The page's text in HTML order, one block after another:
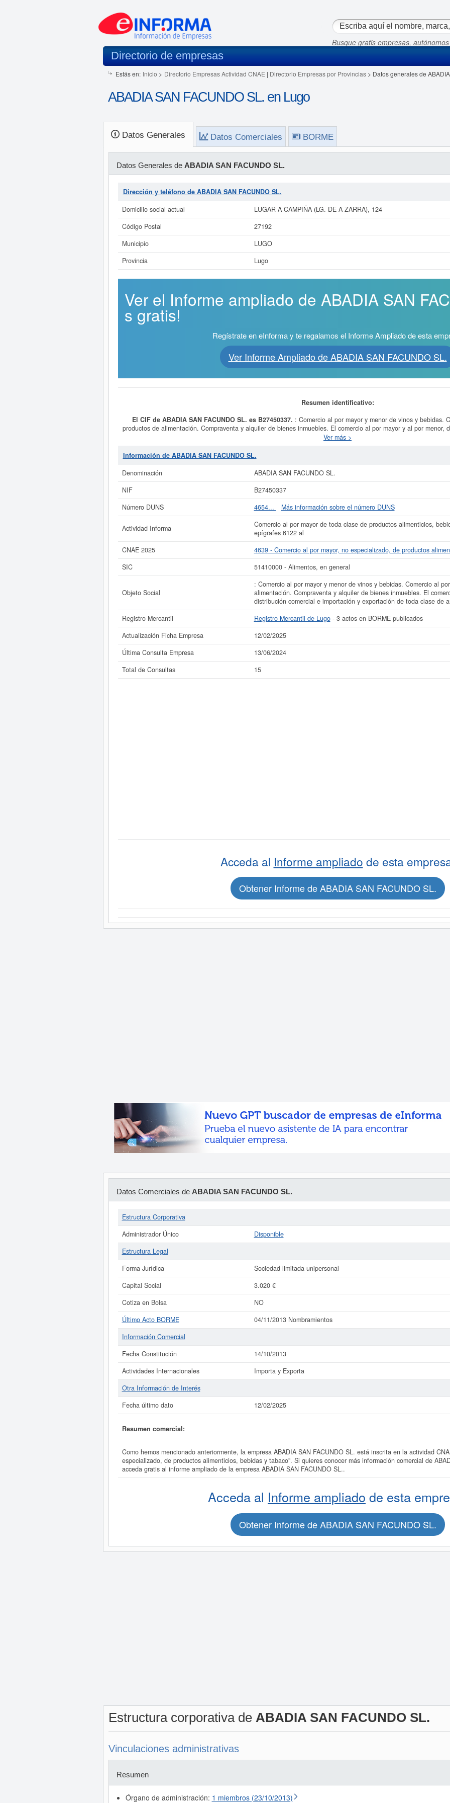
Busque gratis empresas,
Directorio de empresas
Estás en: Inicio > Directorio Empresas Actividad CNAE | Directorio Empresas por Provincias> Datos generales de
ABADIA SAN FACUNDO SL. en Lugo
Datos Generales Datos Comerciales BORME
Datos Generales de ABADIA SAN FACUNDO SL.
Dirección y teléfono de ABADIA SAN FACUNDO SL.
Domicilio social actual
LUGAR A CAMPIÑA (LG. DE A ZARRA), 124
Código Postal
27192
Municipio
LUGO
Provincia
Lugo
Ver el Informe ampliado de ABADIA SAN
s gratis!
Regístrate en eInforma y te regalamos el Informe Ampliado de esta
Ver Informe Ampliado de ABADIA SAN FACUNDO SL.
Resumen identificativo:
El CIF de ABADIA SAN FACUNDO SL. es B27450337. : Comercio al por mayor y menor de vinos y bebidas.
productos de alimentación. Compraventa y alquiler de bienes inmuebles. El comercio al por mayor y al por menor,
exportación de toda clase de artículos y productos de lícito com es el propósito final de la empresa
14/10/2013. Su CNAE correspondiente es 4639 - Comercio al por mayor, no especializado, de productos
correspondientes al número SIC deABADIA SAN FACUNDO SL.
son puede hacer la consulta en esta página. El capital social de la empresa se encuentra dentro del rango de 0
Si está interesado en conocer más datos de la empresa ABADIA SAN FACUNDO SL. puede
ABADIA SAN FACUNDO SL. y consultar los resultados de sus años de actividad, así como los balances y
La última actualización del informe de empresa se ha realizado el 12/02/2025.
Ver más >
Información de ABADIA SAN FACUNDO SL.
Denominación
ABADIA SAN FACUNDO SL.
NIF
B27450337
Número DUNS
4654... Más información sobre el número DUNS
Actividad Informa
Comercio al por mayor de toda clase de productos alimenticios,
epígrafes 6122 al
CNAE 2025
4639 - Comercio al por mayor, no especializado, de productos
SIC
51410000 - Alimentos, en general
Objeto Social
: Comercio al por mayor y menor de vinos y bebidas. Comercio al
alimentación. Compraventa y alquiler de bienes inmuebles. El
distribución comercial e importación y exportación de toda clase de
Registro Mercantil
Registro Mercantil de Lugo- 3 actos en BORME publicados
Actualización Ficha Empresa
12/02/2025
Última Consulta Empresa
13/06/2024
Total de Consultas
15
Acceda al Informe ampliado de esta
Obtener Informe de ABADIA SAN FACUNDO SL.
Datos Comerciales de ABADIA SAN FACUNDO SL.
Estructura Corporativa
Administrador Único
Disponible
Estructura Legal
Forma Jurídica
Sociedad limitada unipersonal
Capital Social
3.020 €
Cotiza en Bolsa
NO
Último Acto BORME
04/11/2013 Nombramientos
Información Comercial
Fecha Constitución
14/10/2013
Actividades Internacionales
Importa y Exporta
Otra Información de Interés
Fecha último dato
12/02/2025
Resumen comercial:
Como hemos mencionado anteriormente, la empresa ABADIA SAN FACUNDO SL. está inscrita en la actividad
especializado, de productos alimenticios, bebidas y tabaco". Si quieres conocer más información comercial de
acceda gratis al informe ampliado de la empresa ABADIA SAN FACUNDO SL..
Acceda al Informe ampliado de esta
Obtener Informe de ABADIA SAN FACUNDO SL.
Estructura corporativa de ABADIA SAN FACUNDO SL.
Vinculaciones administrativas
Resumen
Órgano de administración: 1 miembros (23/10/2013)